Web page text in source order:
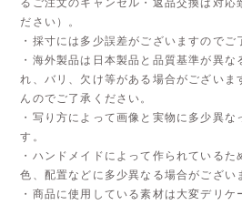
ださい）。
・採寸には多少誤差がございますのでご
・海外製品は日本製品と品質基準が異
れ、バリ、欠け等がある場合がございま
んのでご了承ください。
・写り方によって画像と実物に多少異な
す。
・ハンドメイドによって作られているた
色、配置などに多少異なる場合がござい
・商品に使用している素材は大変デリ